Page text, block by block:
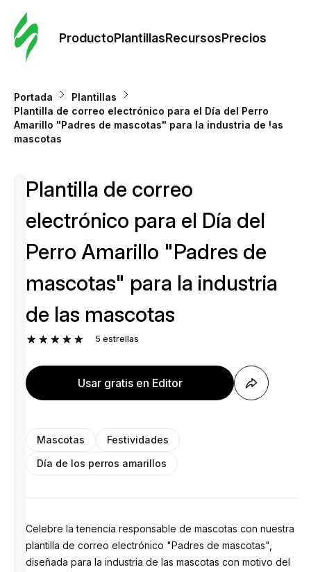
ProductoPlantillasRecursosPrecios
Portada
Plantillas
Plantilla de correo electrónico para el Día del Perro
Amarillo "Padres de mascotas" para la industria de las
mascotas
Plantilla de correo
electrónico para el Día del
Perro Amarillo "Padres de
mascotas" para la industria
de las mascotas
5 estrellas
Usar gratis en Editor
Mascotas
Festividades
Día de los perros amarillos
Celebre la tenencia responsable de mascotas con nuestra
plantilla de correo electrónico "Padres de mascotas",
diseñada para la industria de las mascotas con motivo del